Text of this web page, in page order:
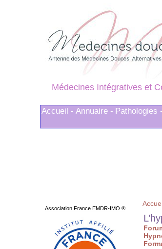
Médecines Intégratives et
Accueil - Annuaire - Pathologies -
Association France EMDR-IMO ®